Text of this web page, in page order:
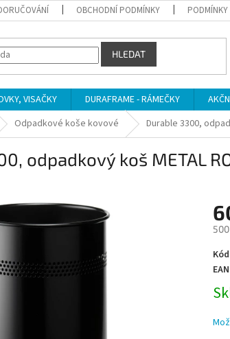
OBCHODNÍ PODMÍNKY PODMÍNKY
HLEDAT
VISAČKY DURAFRAME - RÁMEČKY
Odpadkové koše kovové Durable 3300,
odpadkový koš METAL
500